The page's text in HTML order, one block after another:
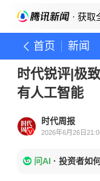
· 获取
首页 新闻
时代锐评|极
有人工智能
时代周报
2026年6月26日
问AI · 投资者如